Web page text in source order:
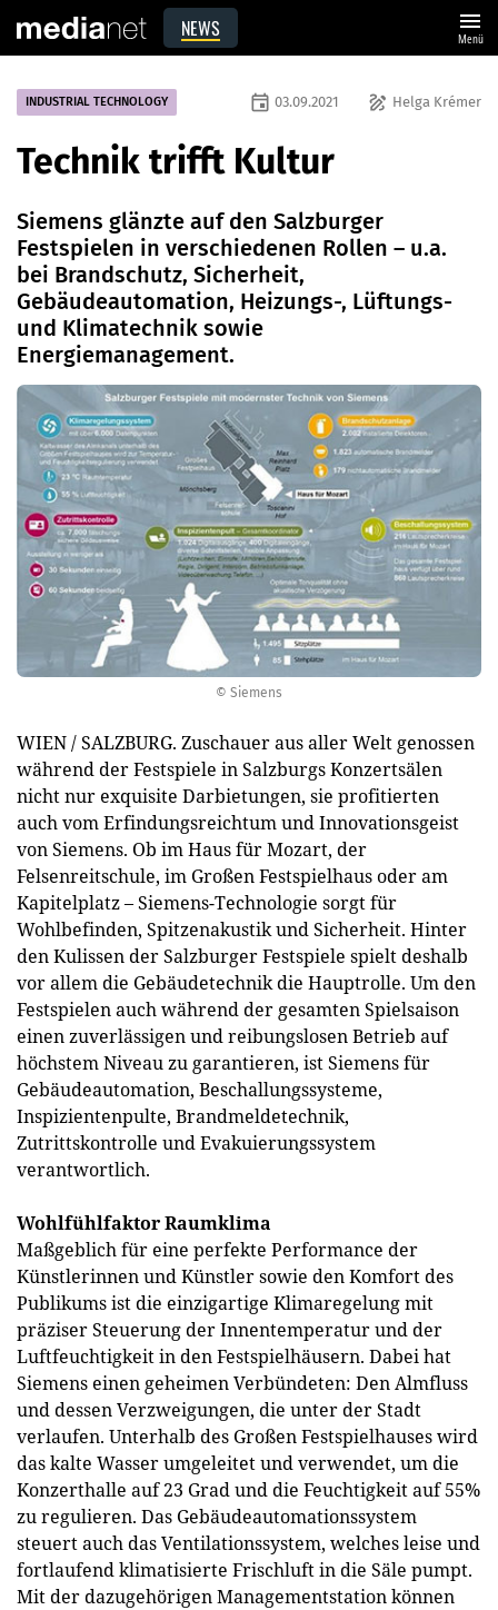
NEWS menu
Menü
© Siemens
INDUSTRIAL TECHNOLOGY draw Helga Krémer
event 03.09.2021
Technik trifft Kultur
Siemens glänzte auf den Salzburger
Festspielen in verschiedenen Rollen – u.a.
bei Brandschutz, Sicherheit,
Gebäudeautomation, Heizungs-, Lüftungs-
und Klimatechnik sowie
Energiemanagement.
WIEN / SALZBURG. Zuschauer aus aller Welt genossen
während der Festspiele in Salzburgs Konzertsälen
nicht nur exquisite Darbietungen, sie profitierten
auch vom Erfindungsreichtum und Innovationsgeist
von Siemens. Ob im Haus für Mozart, der
Felsenreitschule, im Großen Festspielhaus oder am
Kapitelplatz – Siemens-Technologie sorgt für
Wohlbefinden, Spitzenakustik und Sicherheit. Hinter
den Kulissen der Salzburger Festspiele spielt deshalb
vor allem die Gebäudetechnik die Hauptrolle. Um den
Festspielen auch während der gesamten Spielsaison
einen zuverlässigen und reibungslosen Betrieb auf
höchstem Niveau zu garantieren, ist Siemens für
Gebäudeautomation, Beschallungssysteme,
Inspizientenpulte, Brandmeldetechnik,
Zutrittskontrolle und Evakuierungssystem
verantwortlich.
Wohlfühlfaktor Raumklima
Maßgeblich für eine perfekte Performance der
Künstlerinnen und Künstler sowie den Komfort des
Publikums ist die einzigartige Klimaregelung mit
präziser Steuerung der Innentemperatur und der
Luftfeuchtigkeit in den Festspielhäusern. Dabei hat
Siemens einen geheimen Verbündeten: Den Almfluss
und dessen Verzweigungen, die unter der Stadt
verlaufen. Unterhalb des Großen Festspielhauses wird
das kalte Wasser umgeleitet und verwendet, um die
Konzerthalle auf 23 Grad und die Feuchtigkeit auf 55%
zu regulieren. Das Gebäudeautomationssystem
steuert auch das Ventilationssystem, welches leise und
fortlaufend klimatisierte Frischluft in die Säle pumpt.
Mit der dazugehörigen Managementstation können